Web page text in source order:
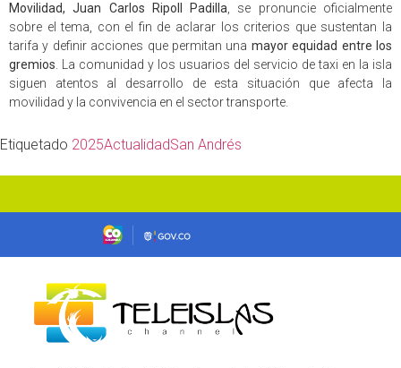
Movilidad, Juan Carlos Ripoll Padilla, se pronuncie oficialmente
sobre el tema, con el fin de aclarar los criterios que sustentan la
tarifa y definir acciones que permitan una mayor equidad entre los
gremios. La comunidad y los usuarios del servicio de taxi en la isla
siguen atentos al desarrollo de esta situación que afecta la
movilidad y la convivencia en el sector transporte.
Etiquetado 2025ActualidadSan Andrés